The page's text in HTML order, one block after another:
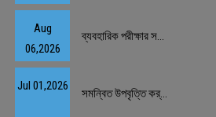
Aug
06,2026
ব্যবহারিক পরীক্ষার স...
Jul 01,2026
সমন্বিত উপবৃত্তি কর্...